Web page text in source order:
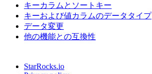
キーカラムとソートキー
キーおよび値カラムのデータタイプ
データ変更
他の機能との互換性
StarRocks.io